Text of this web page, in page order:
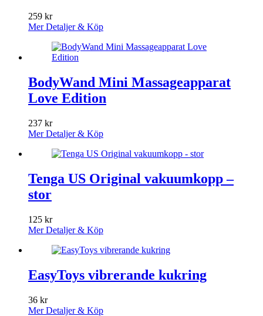
259 kr
Mer Detaljer & Köp
BodyWand Mini Massageapparat
Love Edition
237 kr
Mer Detaljer & Köp
Tenga US Original vakuumkopp –
stor
125 kr
Mer Detaljer & Köp
EasyToys vibrerande kukring
36 kr
Mer Detaljer & Köp